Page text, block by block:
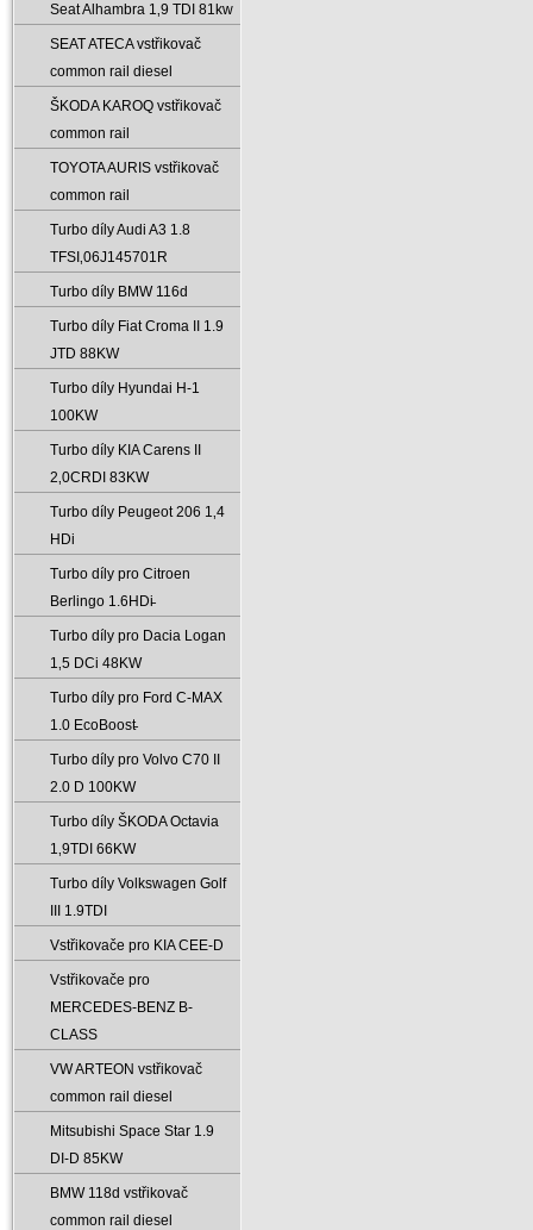
Seat Alhambra 1‚9 TDI 81kw
SEAT ATECA vstřikovač
common rail diesel
ŠKODA KAROQ vstřikovač
common rail
TOYOTA AURIS vstřikovač
common rail
Turbo díly Audi A3 1.8
TFSI‚06J145701R
Turbo díly BMW 116d
Turbo díly Fiat Croma II 1.9
JTD 88KW
Turbo díly Hyundai H-1
100KW
Turbo díly KIA Carens II
2‚0CRDI 83KW
Turbo díly Peugeot 206 1‚4
HDi
Turbo díly pro Citroen
Berlingo 1.6HDi̵
Turbo díly pro Dacia Logan
1‚5 DCi 48KW
Turbo díly pro Ford C-MAX
1.0 EcoBoost̵
Turbo díly pro Volvo C70 II
2.0 D 100KW
Turbo díly ŠKODA Octavia
1‚9TDI 66KW
Turbo díly Volkswagen Golf
III 1.9TDI
Vstřikovače pro KIA CEE-D
Vstřikovače pro
MERCEDES-BENZ B-
CLASS
VW ARTEON vstřikovač
common rail diesel
Mitsubishi Space Star 1.9
DI-D 85KW
BMW 118d vstřikovač
common rail diesel